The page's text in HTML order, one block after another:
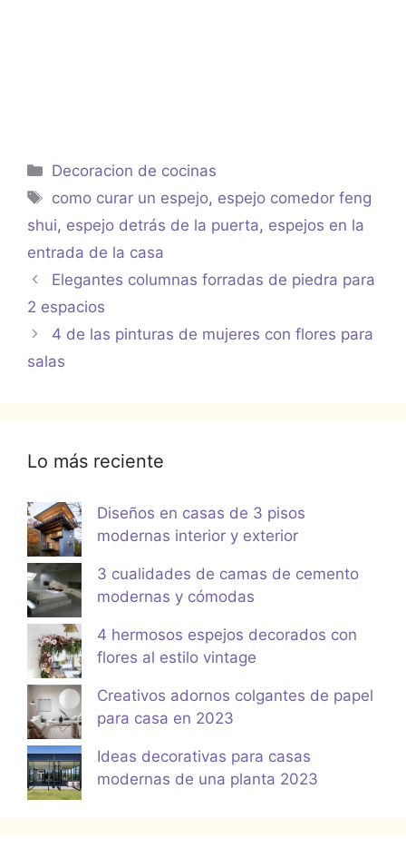
Categorías
Decoracion de cocinas
Etiquetas
como curar un espejo, espejo comedor feng
shui, espejo detrás de la puerta, espejos en la
entrada de la casa
Elegantes columnas forradas de piedra para
2 espacios
4 de las pinturas de mujeres con flores para
salas
Lo más reciente
Diseños en casas de 3 pisos
modernas interior y exterior
3 cualidades de camas de cemento
modernas y cómodas
4 hermosos espejos decorados con
flores al estilo vintage
Creativos adornos colgantes de papel
para casa en 2023
Ideas decorativas para casas
modernas de una planta 2023